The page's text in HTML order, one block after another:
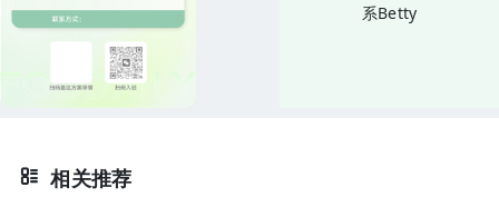
系Betty
相关推荐